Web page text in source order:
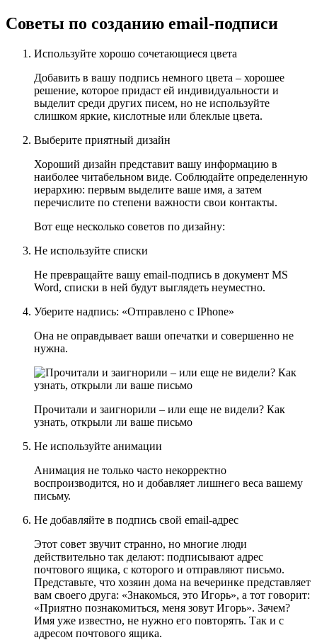
Советы по созданию email-подписи
Используйте хорошо сочетающиеся цвета
Добавить в вашу подпись немного цвета – хорошее
решение, которое придаст ей индивидуальности и
выделит среди других писем, но не используйте
слишком яркие, кислотные или блеклые цвета.
Выберите приятный дизайн
Хороший дизайн представит вашу информацию в
наиболее читабельном виде. Соблюдайте определенную
иерархию: первым выделите ваше имя, а затем
перечислите по степени важности свои контакты.
Вот еще несколько советов по дизайну:
Не используйте списки
Не превращайте вашу email-подпись в документ MS
Word, списки в ней будут выглядеть неуместно.
Уберите надпись: «Отправлено с IPhone»
Она не оправдывает ваши опечатки и совершенно не
нужна.
Прочитали и заигнорили – или еще не видели? Как
узнать, открыли ли ваше письмо
Не используйте анимации
Анимация не только часто некорректно
воспроизводится, но и добавляет лишнего веса вашему
письму.
Не добавляйте в подпись свой email-адрес
Этот совет звучит странно, но многие люди
действительно так делают: подписывают адрес
почтового ящика, с которого и отправляют письмо.
Представьте, что хозяин дома на вечеринке представляет
вам своего друга: «Знакомься, это Игорь», а тот говорит:
«Приятно познакомиться, меня зовут Игорь». Зачем?
Имя уже известно, не нужно его повторять. Так и с
адресом почтового ящика.